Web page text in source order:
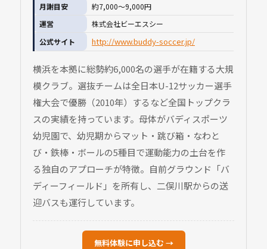
月謝目安
約7,000〜9,000円
運営
株式会社ビーエスシー
公式サイト
http://www.buddy-soccer.jp/
横浜を本拠に総勢約6,000名の選手が在籍する大規
模クラブ。選抜チームは全日本U-12サッカー選手
権大会で優勝（2010年）するなど全国トップクラ
スの実績を持っています。母体がバディスポーツ
幼児園で、幼児期からマット・跳び箱・なわと
び・鉄棒・ボールの5種目で運動能力の土台を作
る独自のアプローチが特徴。自前グラウンド「バ
ディーフィールド」を所有し、二俣川駅からの送
迎バスも運行しています。
無料体験に申し込む →